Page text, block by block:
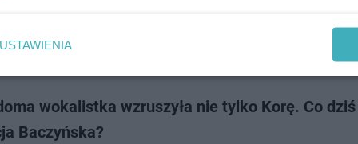
wokalistka wzruszyła nie tylko Korę. Co
Baczyńska?
USTAWIENIA